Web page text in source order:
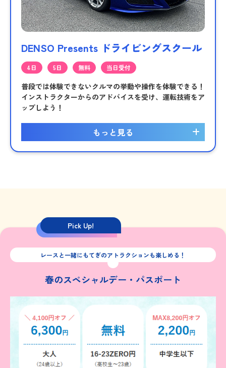
DENSO Presents ドライビングスクール
4日 5日 無料 当日受付
普段では体験できないクルマの挙動や操作を体験できる！
インストラクターからのアドバイスを受け、運転技術をア
ップしよう！
もっと見る
Pick Up!
レースと一緒にもてぎのアトラクションも楽しめる！
春のスペシャルデー・パスポート